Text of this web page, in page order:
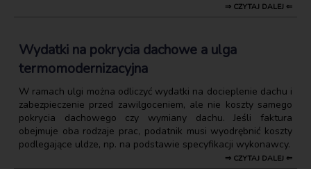
⇒ CZYTAJ DALEJ ⇐
Wydatki na pokrycia dachowe a ulga
termomodernizacyjna
W ramach ulgi można odliczyć wydatki na docieplenie dachu i
zabezpieczenie przed zawilgoceniem, ale nie koszty samego
pokrycia dachowego czy wymiany dachu. Jeśli faktura
obejmuje oba rodzaje prac, podatnik musi wyodrębnić koszty
podlegające uldze, np. na podstawie specyfikacji wykonawcy.
⇒ CZYTAJ DALEJ ⇐